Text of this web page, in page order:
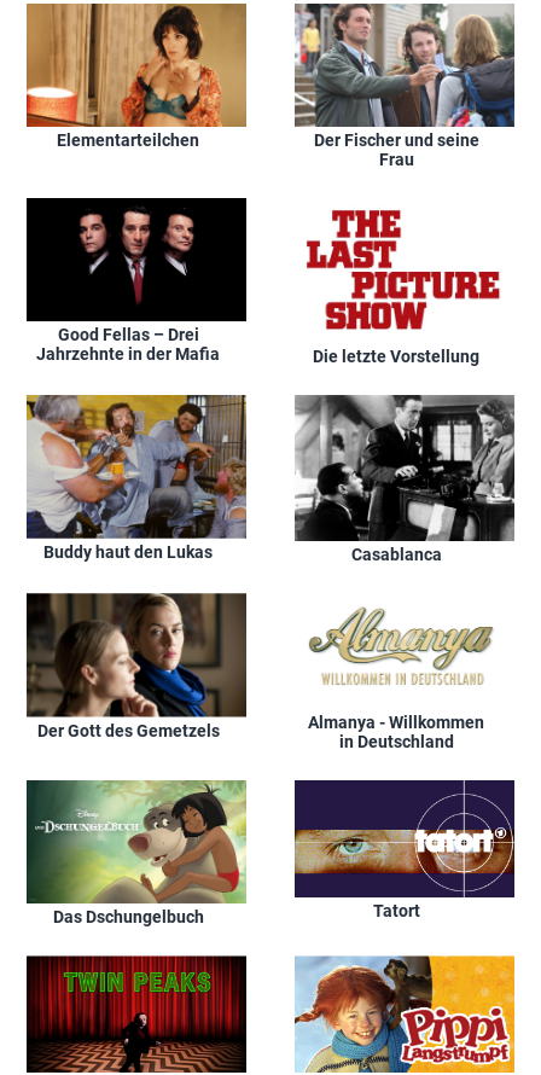
Elementarteilchen
Der Fischer und seine
Frau
Good Fellas – Drei
Jahrzehnte in der Mafia
Die letzte Vorstellung
Buddy haut den Lukas Casablanca
Der Gott des Gemetzels
Almanya - Willkommen
in Deutschland
Das Dschungelbuch Tatort